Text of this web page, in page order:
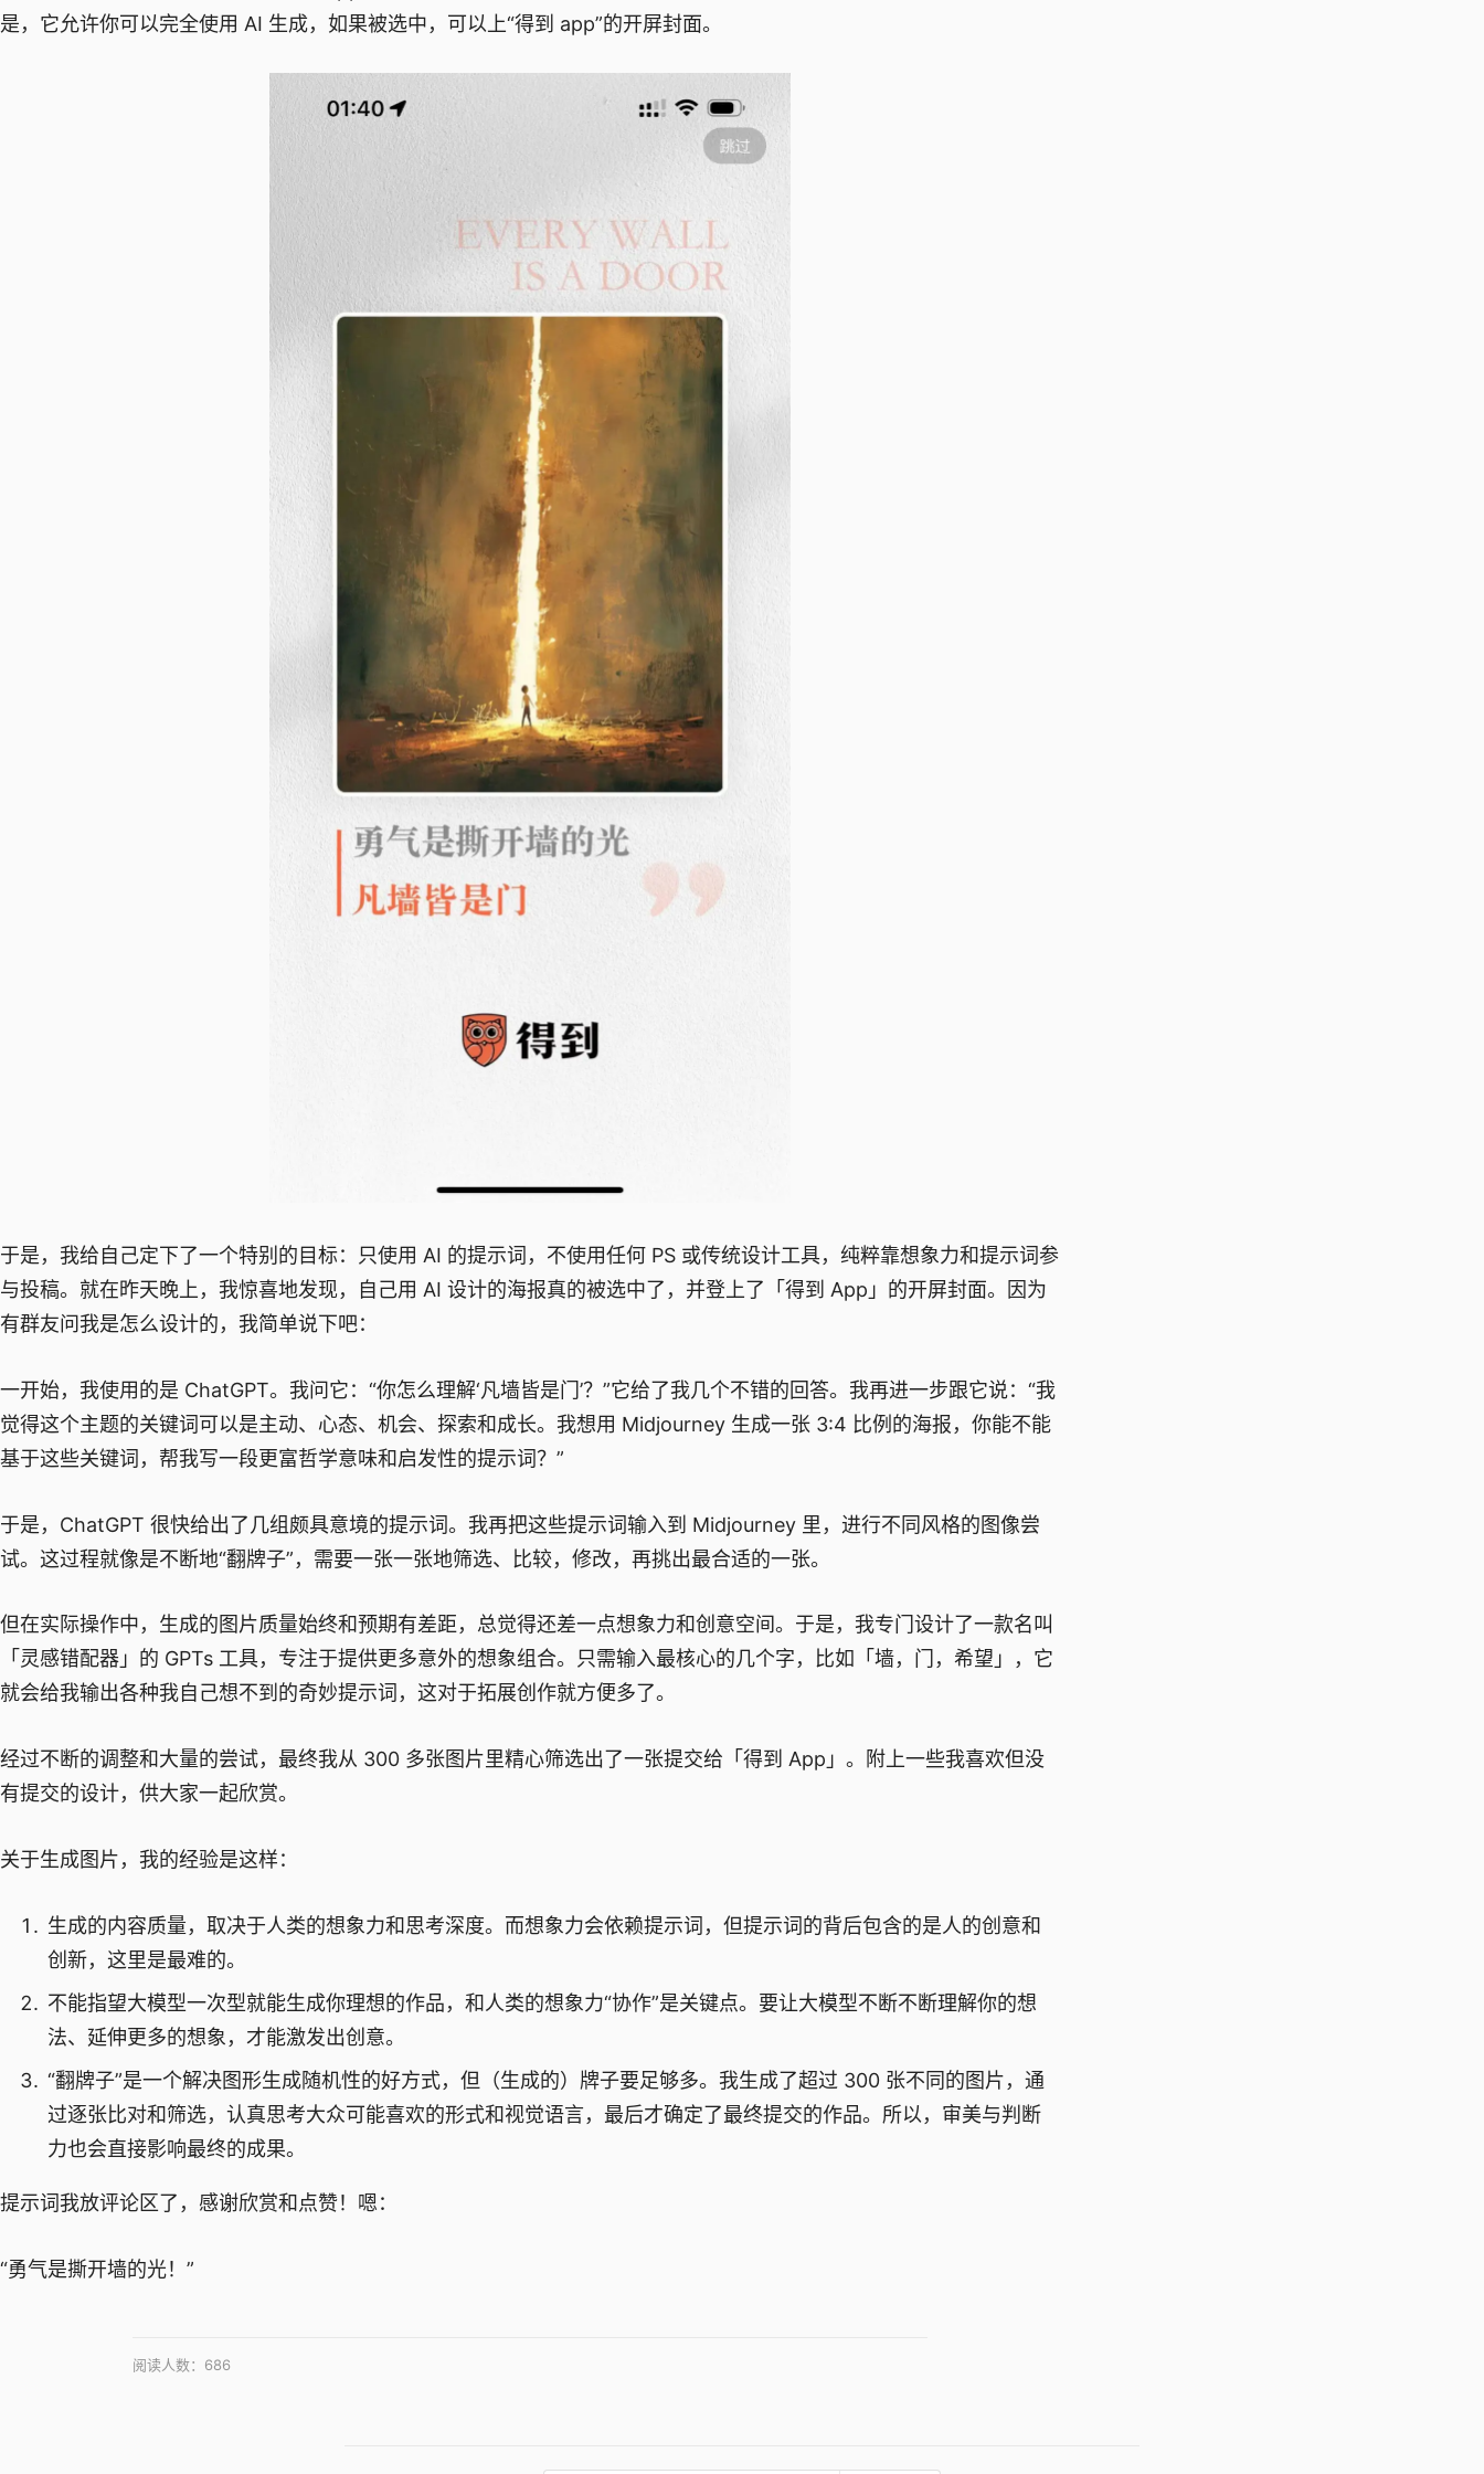
是，它允许你可以完全使用 AI 生成，如果被选中，可以上“得到 app”的开屏封面。
于是，我给自己定下了一个特别的目标：只使用 AI 的提示词，不使用任何 PS 或传统设计工具，纯粹靠想象力和提示词参
与投稿。就在昨天晚上，我惊喜地发现，自己用 AI 设计的海报真的被选中了，并登上了「得到 App」的开屏封面。因为
有群友问我是怎么设计的，我简单说下吧：
一开始，我使用的是 ChatGPT。我问它：“你怎么理解‘凡墙皆是门’？”它给了我几个不错的回答。我再进一步跟它说：“我
觉得这个主题的关键词可以是主动、心态、机会、探索和成长。我想用 Midjourney 生成一张 3:4 比例的海报，你能不能
基于这些关键词，帮我写一段更富哲学意味和启发性的提示词？”
于是，ChatGPT 很快给出了几组颇具意境的提示词。我再把这些提示词输入到 Midjourney 里，进行不同风格的图像尝
试。这过程就像是不断地“翻牌子”，需要一张一张地筛选、比较，修改，再挑出最合适的一张。
但在实际操作中，生成的图片质量始终和预期有差距，总觉得还差一点想象力和创意空间。于是，我专门设计了一款名叫
「灵感错配器」的 GPTs 工具，专注于提供更多意外的想象组合。只需输入最核心的几个字，比如「墙，门，希望」，它
就会给我输出各种我自己想不到的奇妙提示词，这对于拓展创作就方便多了。
经过不断的调整和大量的尝试，最终我从 300 多张图片里精心筛选出了一张提交给「得到 App」。附上一些我喜欢但没
有提交的设计，供大家一起欣赏。
关于生成图片，我的经验是这样：
生成的内容质量，取决于人类的想象力和思考深度。而想象力会依赖提示词，但提示词的背后包含的是人的创意和
创新，这里是最难的。
不能指望大模型一次型就能生成你理想的作品，和人类的想象力“协作”是关键点。要让大模型不断不断理解你的想
法、延伸更多的想象，才能激发出创意。
“翻牌子”是一个解决图形生成随机性的好方式，但（生成的）牌子要足够多。我生成了超过 300 张不同的图片，通
过逐张比对和筛选，认真思考大众可能喜欢的形式和视觉语言，最后才确定了最终提交的作品。所以，审美与判断
力也会直接影响最终的成果。
提示词我放评论区了，感谢欣赏和点赞！嗯：
“勇气是撕开墙的光！”
阅读人数： 686